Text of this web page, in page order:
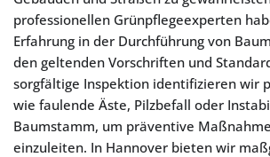
professionellen Grünpflegeexperten
Erfahrung in der Durchführung von
den geltenden Vorschriften und
sorgfältige Inspektion identifizieren wir
wie faulende Äste, Pilzbefall oder
Baumstamm, um präventive
einzuleiten. In Hannover bieten wir